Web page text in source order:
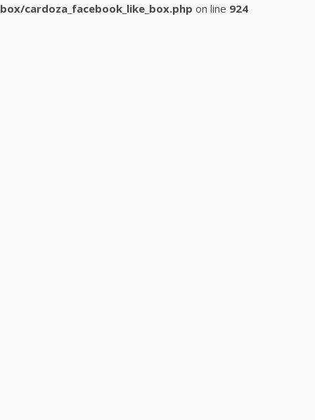
box/cardoza_facebook_like_box.php on line 924